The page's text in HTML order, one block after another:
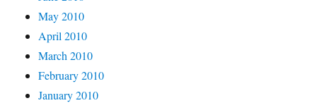
May 2010
April 2010
March 2010
February 2010
January 2010